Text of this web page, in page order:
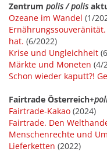
Zentrum polis / polis
Ozeane im Wandel (1/
hat. (6/2022)
Krise und Ungleichheit
Märkte und Moneten (4/
Schon wieder kaputt?!
Fairtrade Österreich+
Fairtrade-Kakao (2024)
Fairtrade. Den
Menschenrechte und
Lieferketten (2022)